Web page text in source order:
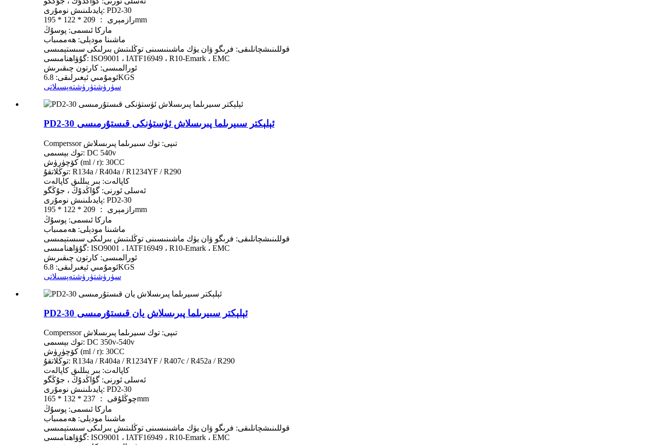
پايدىلىنىش نومۇرى: PD2-30
رازمېرى ： 209 * 122 * 195mm
ماركا ئىسمى: پوسۇڭ
ماشىنا مودېلى: ھەممىباب
قوللىنىشچانلىقى: فرىگو ۋان يۈك ماشىنىسىنى توڭلىتىش بىرلىكى سىستېمىسى
گۇۋاھنامىسى: ISO9001 ، IATF16949 ، R10-Emark ، EMC
ئورالمىسى: كارتون چىقىرىش
ئومۇمىي ئېغىرلىقى: 6.8KGS
سۈرۈشتۈرۈشتەپسىلاتى
PD2-30 ئېلېكتر سىيرىلما پىرىسلاش ئۈستۈنكى قىستۇرمىسى
Comperssor تىپى: توك سىيرىلما پىرىسلاش
توك بېسىمى: DC 540v
كۆچۈرۈش (ml / r): 30CC
توڭلاتقۇ: R134a / R404a / R1234YF / R290
كاپالەت: بىر يىللىق كاپالەت
ئەسلى ئورنى: گۇاڭدۇڭ ، جۇڭگو
پايدىلىنىش نومۇرى: PD2-30
رازمېرى ： 209 * 122 * 195mm
ماركا ئىسمى: پوسۇڭ
ماشىنا مودېلى: ھەممىباب
قوللىنىشچانلىقى: فرىگو ۋان يۈك ماشىنىسىنى توڭلىتىش بىرلىكى سىستېمىسى
گۇۋاھنامىسى: ISO9001 ، IATF16949 ، R10-Emark ، EMC
ئورالمىسى: كارتون چىقىرىش
ئومۇمىي ئېغىرلىقى: 6.8KGS
سۈرۈشتۈرۈشتەپسىلاتى
PD2-30 ئېلېكتر سىيرىلما پىرىسلاش يان قىستۇرمىسى
Comperssor تىپى: توك سىيرىلما پىرىسلاش
توك بېسىمى: DC 350v-540v
كۆچۈرۈش (ml / r): 30CC
توڭلاتقۇ: R134a / R404a / R1234YF / R407c / R452a / R290
كاپالەت: بىر يىللىق كاپالەت
ئەسلى ئورنى: گۇاڭدۇڭ ، جۇڭگو
پايدىلىنىش نومۇرى: PD2-30
چوڭلۇقى ： 237 * 132 * 165mm
ماركا ئىسمى: پوسۇڭ
ماشىنا مودېلى: ھەممىباب
قوللىنىشچانلىقى: فرىگو ۋان يۈك ماشىنىسىنى توڭلىتىش بىرلىكى سىستېمىسى
گۇۋاھنامىسى: ISO9001 ، IATF16949 ، R10-Emark ، EMC